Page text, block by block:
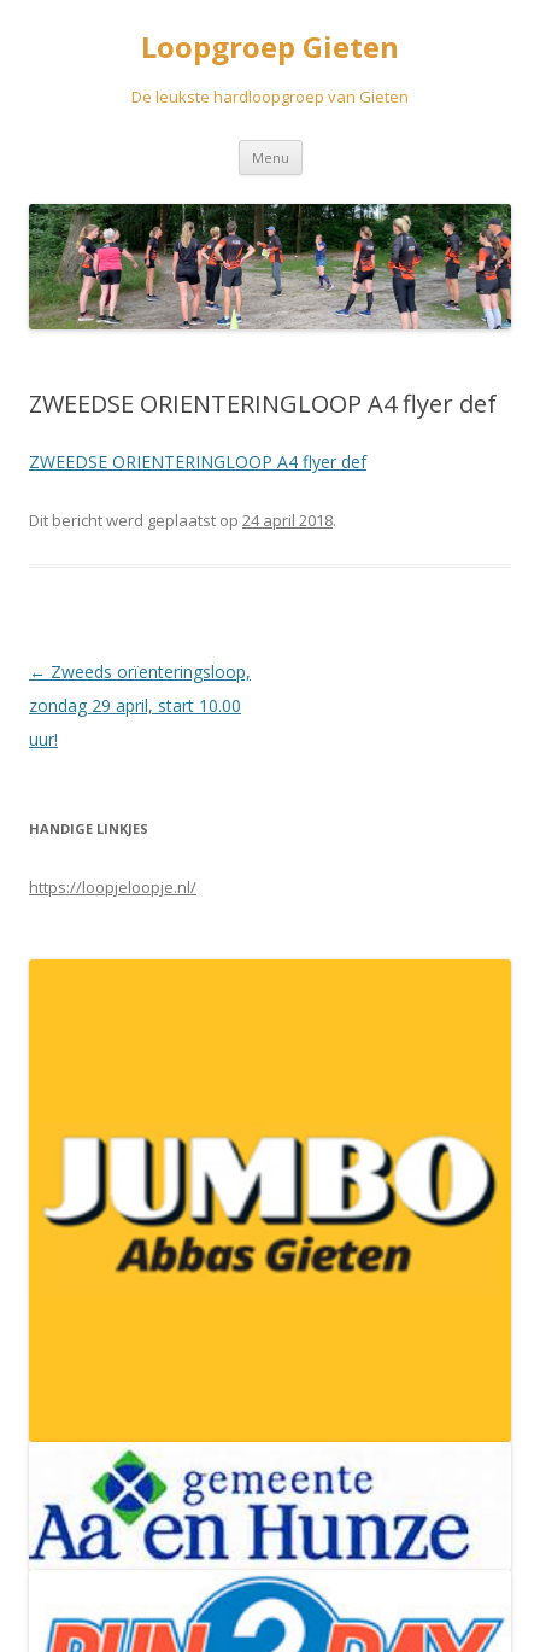
Loopgroep Gieten
De leukste hardloopgroep van Gieten
Menu Spring
inhoud
ZWEEDSE ORIENTERINGLOOP A4 flyer def
ZWEEDSE ORIENTERINGLOOP A4 flyer def
Dit bericht werd geplaatst op 24 april 2018.
Berichtnavigatie
← Zweeds orïenteringsloop,
zondag 29 april, start 10.00
uur!
HANDIGE LINKJES
https://loopjeloopje.nl/